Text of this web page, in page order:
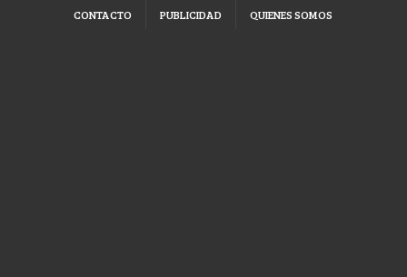
CONTACTO PUBLICIDAD QUIENES SOMOS